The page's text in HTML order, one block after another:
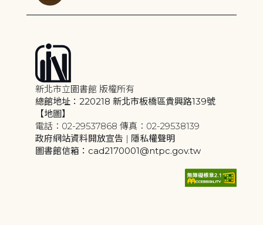
新北市立圖書館 版權所有
總館地址：220218 新北市板橋區貴興路139號
【地圖】
電話：02-29537868 傳真：02-29538139
政府網站資料開放宣告 | 隱私權聲明
圖書館信箱：cad2170001@ntpc.gov.tw